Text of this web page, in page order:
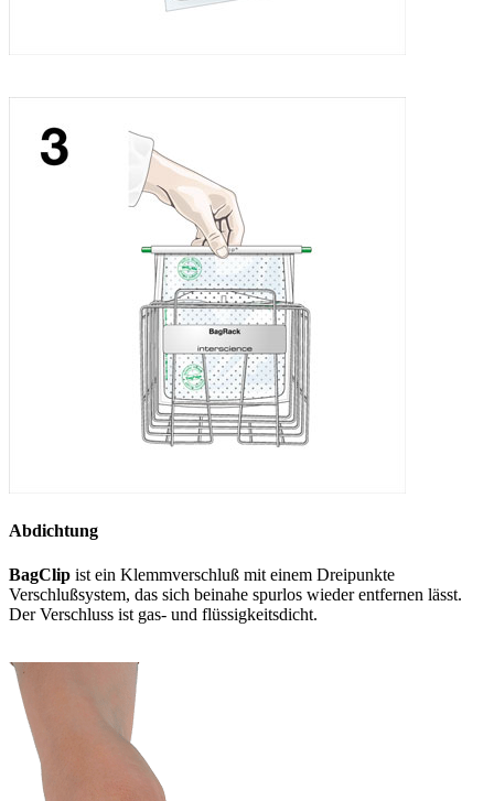
Abdichtung
BagClip ist ein Klemmverschluß mit einem Dreipunkte
Verschlußsystem, das sich beinahe spurlos wieder entfernen lässt.
Der Verschluss ist gas- und flüssigkeitsdicht.